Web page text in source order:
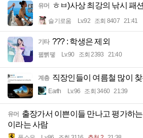
유머 ㅎㅂ)사상 최강의 낚시 패션
슬기로움 Lv.92 조회 8407 21:41
기타 ??? : 학생은 제외
꿻뻵뗗 Lv.90 조회 2393 21:40
계층 직장인들이 여름철 많이
Earth Lv.96 조회 3460 21:39
유머 출장가서 이쁜이들 만나고 평가하
이라는 사람